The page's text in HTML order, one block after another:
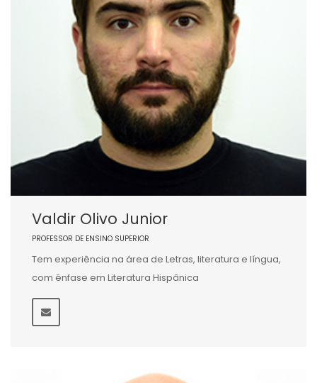
Valdir Olivo Junior
PROFESSOR DE ENSINO SUPERIOR
Tem experiência na área de Letras, literatura e língua,
com ênfase em Literatura Hispânica